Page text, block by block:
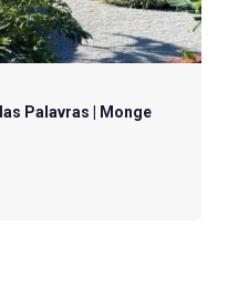
Palavras | Monge